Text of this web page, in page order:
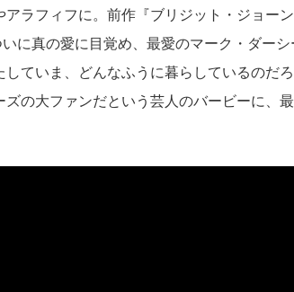
アラフィフに。前作『ブリジット・ジョー
に真の愛に目覚め、最愛のマーク・ダーシ
していま、どんなふうに暮らしているのだ
ズの大ファンだという芸人のバービーに、